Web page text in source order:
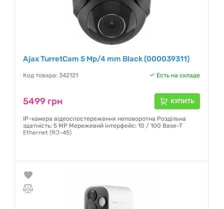
Ajax TurretCam 5 Mp/4 mm Black (000039311)
Код товара: 342121 Есть на складе
5499 грн КУПИТЬ
IP-камера відеоспостереження неповоротна Роздільна
здатність: 5 MP Мережевий інтерфейс: 10 / 100 Base-T
Ethernet (RJ-45)